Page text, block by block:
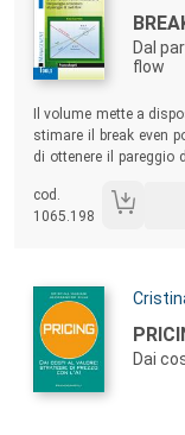
Titolo:
Dal
flow
Il volume mette a
stimare il break even
di ottenere il pareggio
dinamica finanziaria,
operativa e individuare
cod.
1065.198
Autori:
Titolo:
Dai